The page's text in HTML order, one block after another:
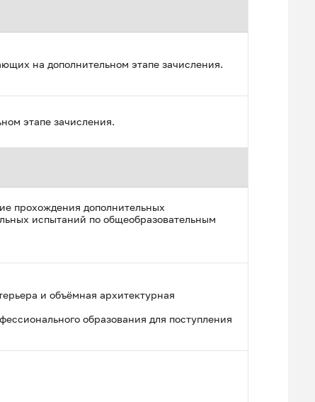
на дополнительном этапе зачисления.
этапе зачисления.
прохождения дополнительных
испытаний по общеобразовательным
и объёмная архитектурная
образования для поступления